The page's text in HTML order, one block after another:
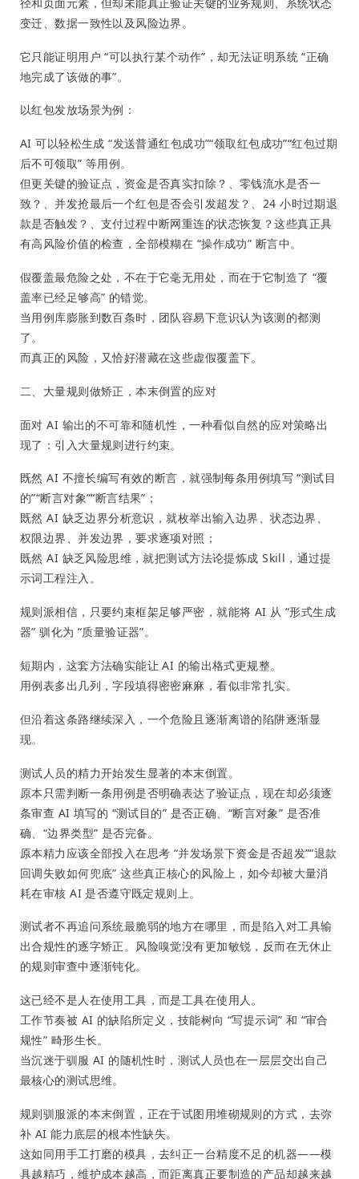
变迁、数据一致性以及风险边界。
它只能证明用户 “可以执行某个动作”，却无法证明系统 “正确
地完成了该做的事”。
以红包发放场景为例：
AI 可以轻松生成 “发送普通红包成功”“领取红包成功”“红包过期
后不可领取” 等用例。
但更关键的验证点，资金是否真实扣除？、零钱流水是否一
致？、并发抢最后一个红包是否会引发超发？、24 小时过期退
款是否触发？、支付过程中断网重连的状态恢复？这些真正具
有高风险价值的检查，全部模糊在 “操作成功” 断言中。
假覆盖最危险之处，不在于它毫无用处，而在于它制造了 “覆
盖率已经足够高” 的错觉。
当用例库膨胀到数百条时，团队容易下意识认为该测的都测
了。
而真正的风险，又恰好潜藏在这些虚假覆盖下。
二、大量规则做矫正，本末倒置的应对
面对 AI 输出的不可靠和随机性，一种看似自然的应对策略出
现了：引入大量规则进行约束。
既然 AI 不擅长编写有效的断言，就强制每条用例填写 “测试目
的”“断言对象”“断言结果”；
既然 AI 缺乏边界分析意识，就枚举出输入边界、状态边界、
权限边界、并发边界，要求逐项对照；
既然 AI 缺乏风险思维，就把测试方法论提炼成 Skill，通过提
示词工程注入。
规则派相信，只要约束框架足够严密，就能将 AI 从 “形式生成
器” 驯化为 “质量验证器”。
短期内，这套方法确实能让 AI 的输出格式更规整。
用例表多出几列，字段填得密密麻麻，看似非常扎实。
但沿着这条路继续深入，一个危险且逐渐离谱的陷阱逐渐显
现。
测试人员的精力开始发生显著的本末倒置。
原本只需判断一条用例是否明确表达了验证点，现在却必须逐
条审查 AI 填写的 “测试目的” 是否正确、“断言对象” 是否准
确、“边界类型” 是否完备。
原本精力应该全部投入在思考 “并发场景下资金是否超发”“退款
回调失败如何兜底” 这些真正核心的风险上，如今却被大量消
耗在审核 AI 是否遵守既定规则上。
测试者不再追问系统最脆弱的地方在哪里，而是陷入对工具输
出合规性的逐字矫正。风险嗅觉没有更加敏锐，反而在无休止
的规则审查中逐渐钝化。
这已经不是人在使用工具，而是工具在使用人。
工作节奏被 AI 的缺陷所定义，技能树向 “写提示词” 和 “审合
规性” 畸形生长。
当沉迷于驯服 AI 的随机性时，测试人员也在一层层交出自己
最核心的测试思维。
规则驯服派的本末倒置，正在于试图用堆砌规则的方式，去弥
补 AI 能力底层的根本性缺失。
这如同用手工打磨的模具，去纠正一台精度不足的机器——模
具越精巧，维护成本越高，而距离真正要制造的产品却越来越